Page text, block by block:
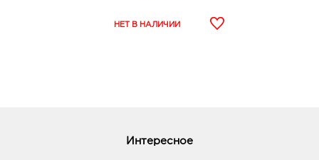
Интересное